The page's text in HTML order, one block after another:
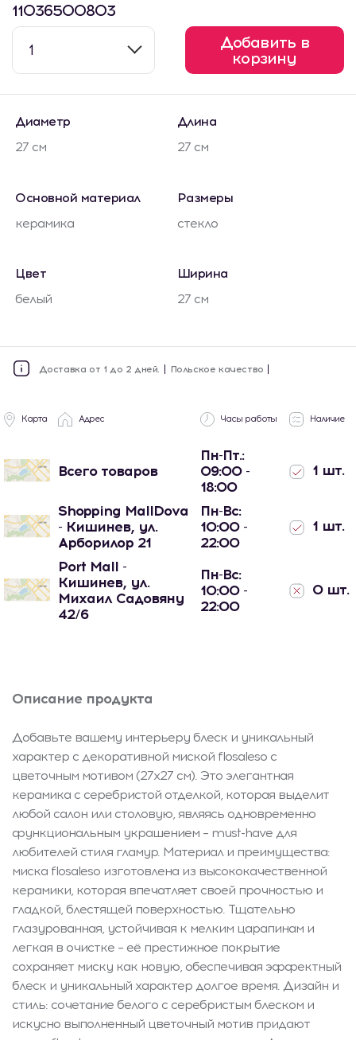
11036500803
1
Добавить в
корзину
Диаметр
27 см
Длина
27 см
Основной материал
керамика
Размеры
стекло
Цвет
белый
Ширина
27 см
Доставка от 1 до 2 дней. Польское качество
Карта Адрес Часы работы Наличие
Всего товаров
Пн-Пт.:
09:00 -
18:00
1 шт.
Shopping MallDova
- Кишинев, ул.
Арборилор 21
Пн-Вс:
10:00 -
22:00
1 шт.
Port Mall -
Кишинев, ул.
Михаил Садовяну
42/6
Пн-Вс:
10:00 -
22:00
0 шт.
Описание продукта
Добавьте вашему интерьеру блеск и уникальный
характер с декоративной миской flosaleso с
цветочным мотивом (27x27 см). Это элегантная
керамика с серебристой отделкой, которая выделит
любой салон или столовую, являясь одновременно
функциональным украшением – must-have для
любителей стиля гламур. Материал и преимущества:
миска flosaleso изготовлена из высококачественной
керамики, которая впечатляет своей прочностью и
гладкой, блестящей поверхностью. Тщательно
глазурованная, устойчивая к мелким царапинам и
легкая в очистке – её престижное покрытие
сохраняет миску как новую, обеспечивая эффектный
блеск и уникальный характер долгое время. Дизайн и
стиль: сочетание белого с серебристым блеском и
искусно выполненный цветочный мотив придают